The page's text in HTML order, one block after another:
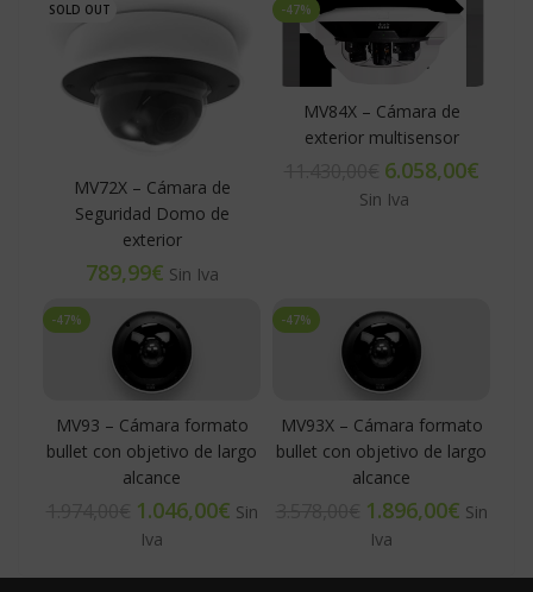
SOLD OUT
MV72X – Cámara de
Seguridad Domo de
exterior
€
-47%
MV84X – Cámara de
exterior multisensor
6.058,00€
-47%
MV93 – Cámara formato
bullet con objetivo de largo
alcance
1.046,00€
-47%
MV93X – Cámara formato
bullet con objetivo de largo
alcance
1.896,00€